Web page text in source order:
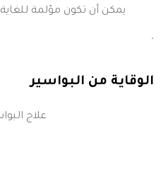
يمكن أن تكون مؤلمة للغاية
.
الوقاية من البواسير